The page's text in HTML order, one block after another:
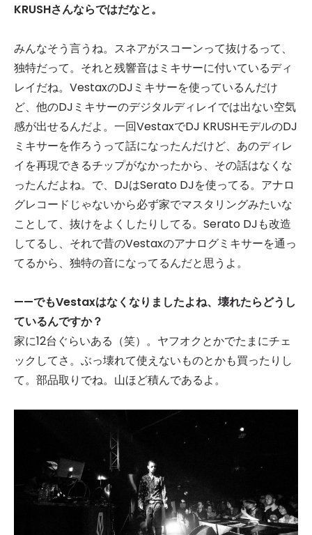
KRUSHさんならではだなと。
みんなそう言うね。スネアがスコーンって抜けるって、
独特だって。それと残響音はミキサーに付いているディ
レイだね。VestaxのDJミキサーを使っているんだけ
ど、他のDJミキサーのデジタルディレイでは出ない空気
感が出せるんだよ。一回VestaxでDJ KRUSHモデルのDJ
ミキサーを作ろうって話になったんだけど、あのディレ
イを再現できるチップがなかったから、その話はなくな
ったんだよね。で、DJはSerato DJを使ってる。アナロ
グレコードじゃないから必ず家でマスタリングみたいな
ことして、抜けをよくしたりしてる。Serato DJも改造
してるし、それで昔のVestaxのアナログミキサーを通っ
てるから、独特の音になってるんだと思うよ。
——でもVestaxはなくなりましたよね、壊れたらどうし
ているんですか？
家に12台ぐらいある（笑）。ヤフオクとかでたまにチェ
ックしてさ。ぶっ壊れて使えないものとかも買ったりし
て。部品取りでね。山ほど積んであるよ。